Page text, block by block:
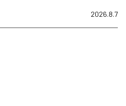
2026.8.7